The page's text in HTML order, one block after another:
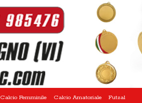
Calcio Femminile Calcio Amatoriale Futsal